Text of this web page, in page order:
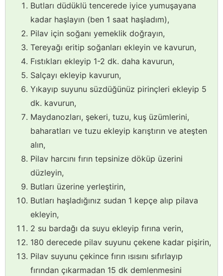
Butları düdüklü tencerede iyice yumuşayana
kadar haşlayın (ben 1 saat haşladım),
Pilav için soğanı yemeklik doğrayın,
Tereyağı eritip soğanları ekleyin ve kavurun,
Fıstıkları ekleyip 1-2 dk. daha kavurun,
Salçayı ekleyip kavurun,
Yıkayıp suyunu süzdüğünüz pirinçleri ekleyip 5
dk. kavurun,
Maydanozları, şekeri, tuzu, kuş üzümlerini,
baharatları ve tuzu ekleyip karıştırın ve ateşten
alın,
Pilav harcını fırın tepsinize döküp üzerini
düzleyin,
Butları üzerine yerleştirin,
Butları haşladığınız sudan 1 kepçe alıp pilava
ekleyin,
2 su bardağı da suyu ekleyip fırına verin,
180 derecede pilav suyunu çekene kadar pişirin,
Pilav suyunu çekince fırın ısısını sıfırlayıp
fırından çıkarmadan 15 dk demlenmesini